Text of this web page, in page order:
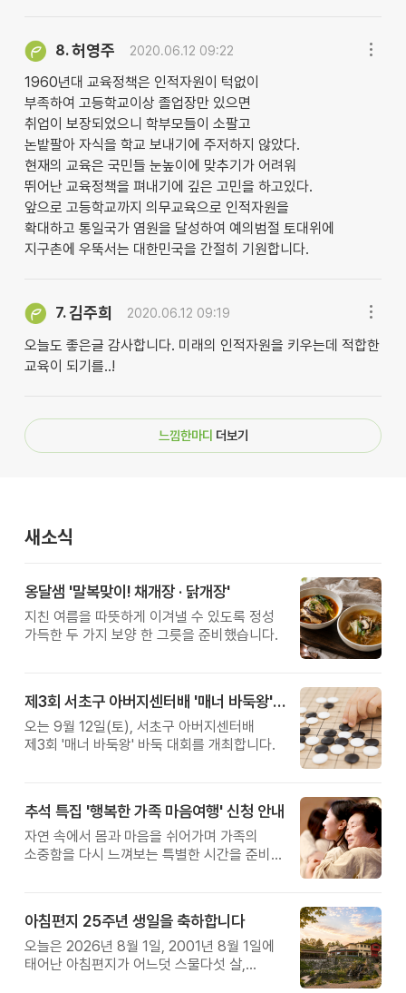
8.허영주 2020.06.12 09:22
1960년대 교육정책은 인적자원이 턱없이
부족하여 고등학교이상 졸업장만 있으면
취업이 보장되었으니 학부모들이 소팔고
논밭팔아 자식을 학교 보내기에 주저하지 않았다.
현재의 교육은 국민들 눈높이에 맞추기가 어려워
뛰어난 교육정책을 펴내기에 깊은 고민을 하고있다.
앞으로 고등학교까지 의무교육으로 인적자원을
확대하고 통일국가 염원을 달성하여 예의범절 토대위에
지구촌에 우뚝서는 대한민국을 간절히 기원합니다.
7.김주희 2020.06.12 09:19
오늘도 좋은글 감사합니다. 미래의 인적자원을 키우는데 적합한
교육이 되기를..!
느낌한마디 더보기
새소식
옹달샘 '말복맞이! 채개장 · 닭개장'
지친 여름을 따뜻하게 이겨낼 수 있도록 정성
가득한 두 가지 보양 한 그릇을 준비했습니다.
제3회 서초구 아버지센터배 '매너 바둑왕' 대회
오는 9월 12일(토), 서초구 아버지센터배
제3회 '매너 바둑왕' 바둑 대회를 개최합니다.
추석 특집 '행복한 가족 마음여행' 신청 안내
자연 속에서 몸과 마음을 쉬어가며 가족의
소중함을 다시 느껴보는 특별한 시간을 준비해
아침편지 25주년 생일을 축하합니다
오늘은 2026년 8월 1일, 2001년 8월 1일에
태어난 아침편지가 어느덧 스물다섯 살,